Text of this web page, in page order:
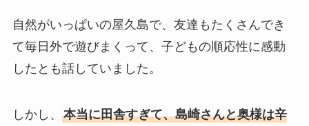
自然がいっぱいの屋久島で、友達もたくさんでき
て毎日外で遊びまくって、子どもの順応性に感動
したとも話していました。
しかし、 本当に田舎すぎて、島崎さんと奥様は辛